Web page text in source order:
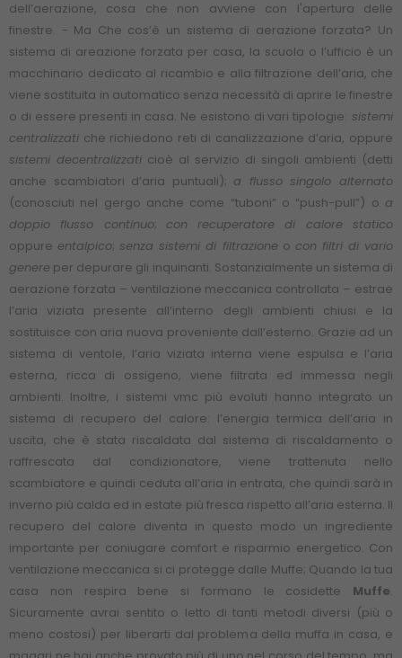
dell’aerazione, cosa che non avviene con l'apertura delle
finestre. - Ma Che cos’è un sistema di aerazione forzata? Un
sistema di areazione forzata per casa, la scuola o l’ufficio è un
macchinario dedicato al ricambio e alla filtrazione dell’aria, che
viene sostituita in automatico senza necessità di aprire le finestre
o di essere presenti in casa. Ne esistono di vari tipologie: sistemi
centralizzati che richiedono reti di canalizzazione d’aria, oppure
sistemi decentralizzati cioè al servizio di singoli ambienti (detti
anche scambiatori d’aria puntuali); a flusso singolo alternato
(conosciuti nel gergo anche come “tuboni” o “push-pull”) o a
doppio flusso continuo; con recuperatore di calore statico
oppure entalpico; senza sistemi di filtrazione o con filtri di vario
genere per depurare gli inquinanti. Sostanzialmente un sistema di
aerazione forzata – ventilazione meccanica controllata – estrae
l’aria viziata presente all’interno degli ambienti chiusi e la
sostituisce con aria nuova proveniente dall’esterno. Grazie ad un
sistema di ventole, l’aria viziata interna viene espulsa e l’aria
esterna, ricca di ossigeno, viene filtrata ed immessa negli
ambienti. Inoltre, i sistemi vmc più evoluti hanno integrato un
sistema di recupero del calore: l’energia termica dell’aria in
uscita, che è stata riscaldata dal sistema di riscaldamento o
raffrescata dal condizionatore, viene trattenuta nello
scambiatore e quindi ceduta all’aria in entrata, che quindi sarà in
inverno più calda ed in estate più fresca rispetto all’aria esterna. Il
recupero del calore diventa in questo modo un ingrediente
importante per coniugare comfort e risparmio energetico. Con
ventilazione meccanica si ci protegge dalle Muffe; Quando la tua
casa non respira bene si formano le cosidette Muffe.
Sicuramente avrai sentito o letto di tanti metodi diversi (più o
meno costosi) per liberarti dal problema della muffa in casa, e